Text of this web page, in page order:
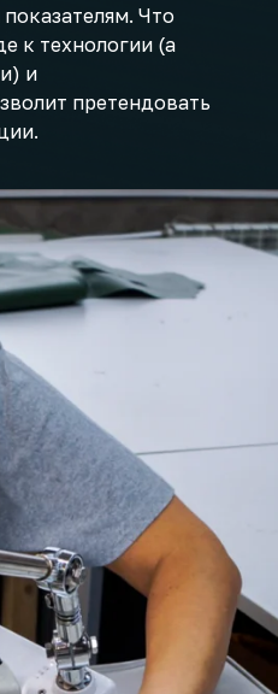
Что
к технологии (а
и
претендовать